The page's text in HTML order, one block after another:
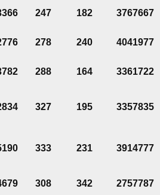
247 182 3767667
278 240 4041977
288 164 3361722
327 195 3357835
333 231 3914777
308 342 2757787